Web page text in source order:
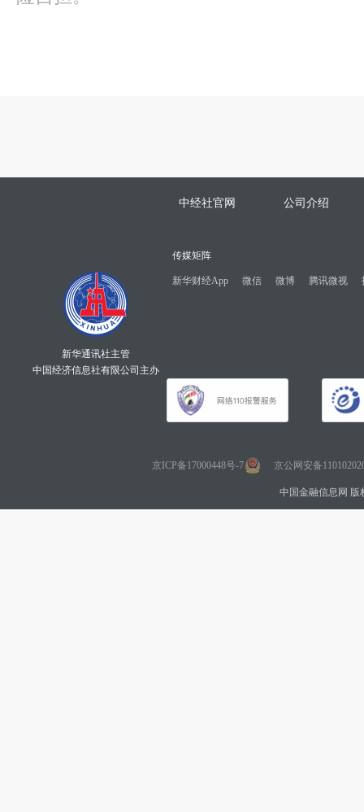
中经社官网 公司介绍
新华通讯社主管
中国经济信息社有限公司主办
传媒矩阵
新华财经App 微信 微博 腾讯微视
京ICP备17000448号-7 京公网安备
中国金融信息网 版